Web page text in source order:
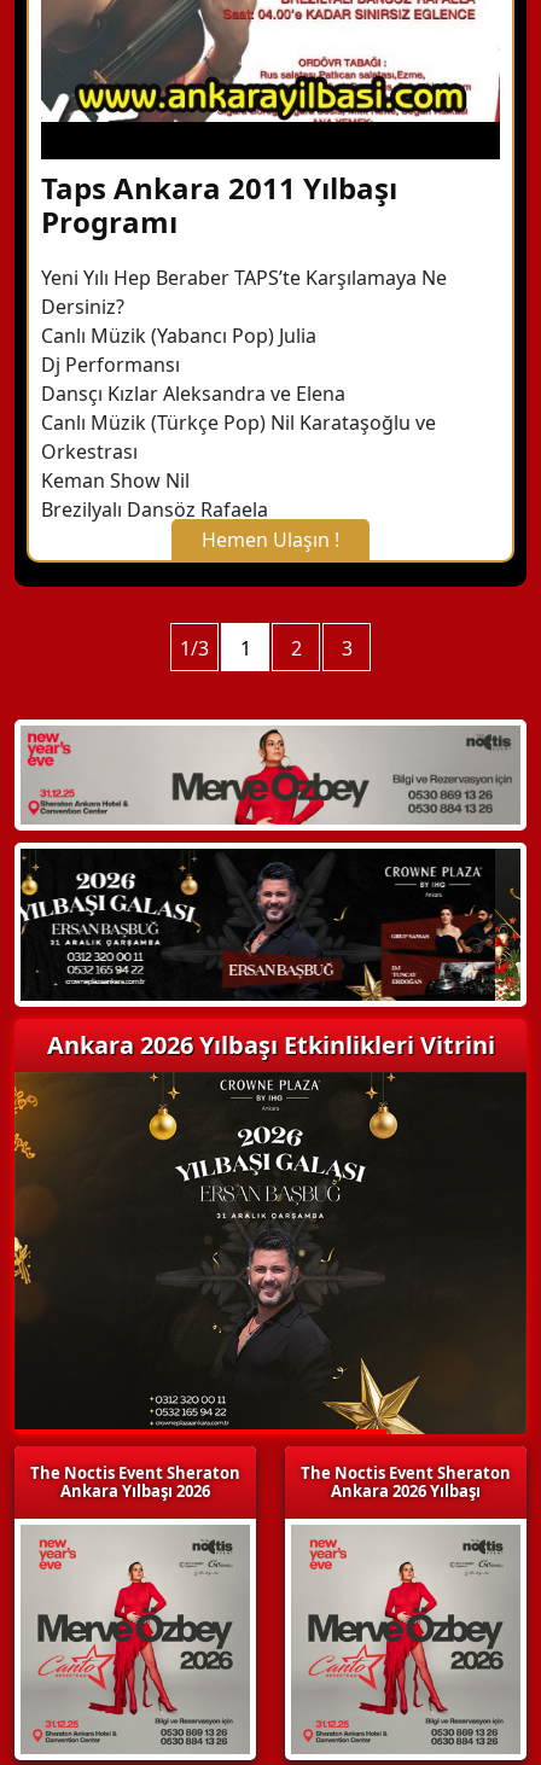
Taps Ankara 2011 Yılbaşı
Programı
Yeni Yılı Hep Beraber TAPS’te Karşılamaya Ne
Dersiniz?
Canlı Müzik (Yabancı Pop) Julia
Dj Performansı
Dansçı Kızlar Aleksandra ve Elena
Canlı Müzik (Türkçe Pop) Nil Karataşoğlu ve
Orkestrası
Keman Show Nil
Brezilyalı Dansöz Rafaela
Hemen Ulaşın !
X Kapat
WhatsApp ile Bilgi Alın
Hemen Arayın
Detaylı Bilgi Alın
1/3 1 2 3
Ankara 2026 Yılbaşı Etkinlikleri Vitrini
The Noctis Event Sheraton
Ankara Yılbaşı 2026
The Noctis Event Sheraton
Ankara 2026 Yılbaşı